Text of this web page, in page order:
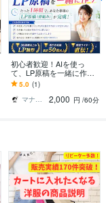
初心者歓迎！AIを使っ
て、LP原稿を一緒に作り
ます ライター直伝！LP原
稿（大枠）作成は、AIに
指示するだけ。
5.0 (1)
マナブ｜リストマーケや導線設計の相談可能
2,000 円 /60分